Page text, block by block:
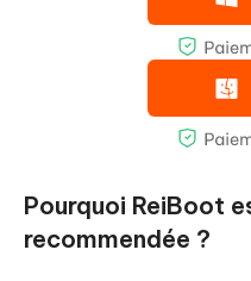
Pourquoi ReiBoot
recommendée ?